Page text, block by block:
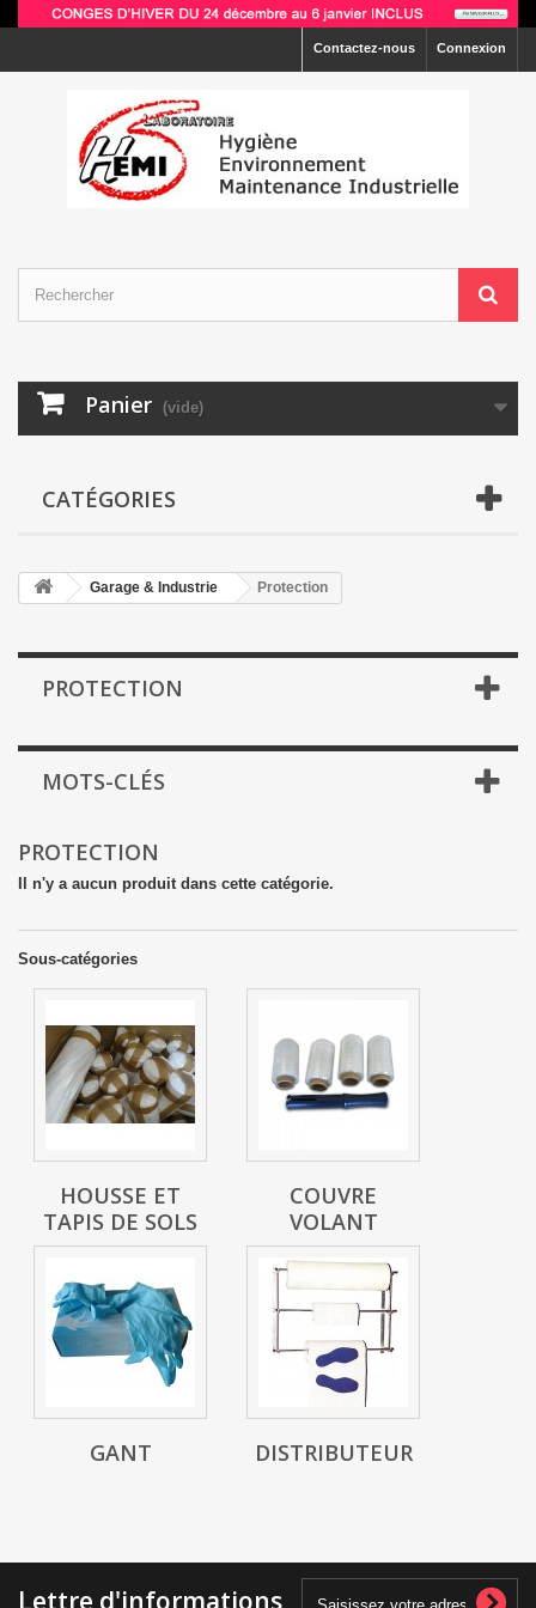
Connexion
Contactez-nous
Panier (vide)
CATÉGORIES
Garage & Industrie Protection
PROTECTION
MOTS-CLÉS
PROTECTION
Il n'y a aucun produit dans cette catégorie.
Sous-catégories
HOUSSE ET
TAPIS DE SOLS
COUVRE
VOLANT
GANT DISTRIBUTEUR
Lettre d'informations